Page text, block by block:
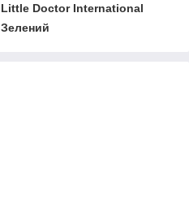
Little Doctor International
Зелений